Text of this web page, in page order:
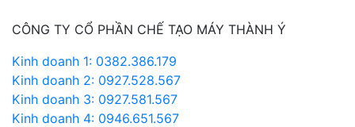
CÔNG TY CỔ PHẦN CHẾ TẠO MÁY THÀNH Ý
Kinh doanh 1: 0382.386.179
Kinh doanh 2: 0927.528.567
Kinh doanh 3: 0927.581.567
Kinh doanh 4: 0946.651.567